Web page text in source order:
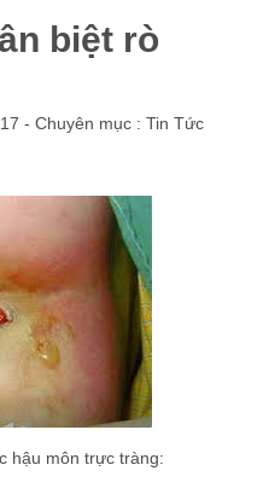
biệt rò
- Chuyên mục : Tin Tức
hậu môn trực tràng: